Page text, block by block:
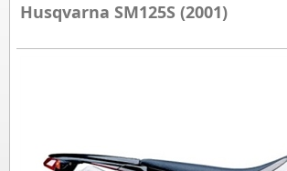
Husqvarna SM125S (2001)